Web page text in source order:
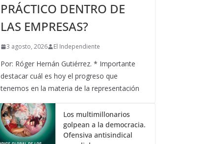
PRÁCTICO DENTRO DE
LAS EMPRESAS?
3 agosto, 2026 El Independiente
Por: Róger Hernán Gutiérrez. * Importante
destacar cuál es hoy el progreso que
tenemos en la materia de la representación
Los multimillonarios
golpean a la democracia.
Ofensiva antisindical